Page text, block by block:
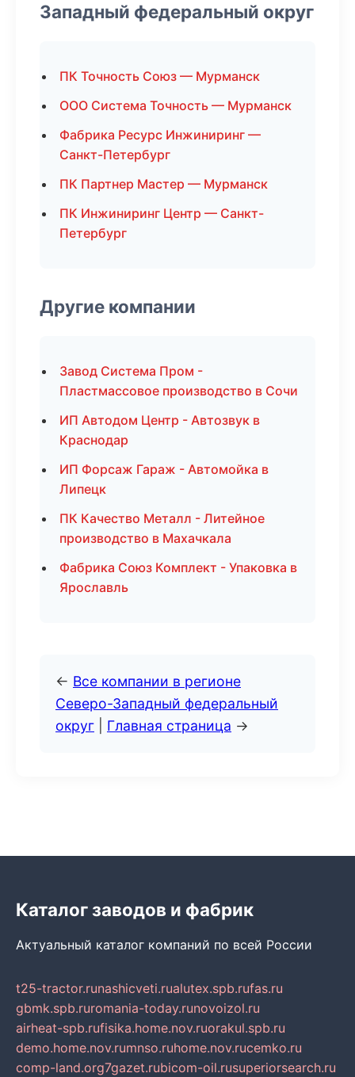
Западный федеральный округ
ПК Точность Союз — Мурманск
ООО Система Точность — Мурманск
Фабрика Ресурс Инжиниринг —
Санкт-Петербург
ПК Партнер Мастер — Мурманск
ПК Инжиниринг Центр — Санкт-
Петербург
Другие компании
Завод Система Пром -
Пластмассовое производство в Сочи
ИП Автодом Центр - Автозвук в
Краснодар
ИП Форсаж Гараж - Автомойка в
Липецк
ПК Качество Металл - Литейное
производство в Махачкала
Фабрика Союз Комплект - Упаковка в
Ярославль
← Все компании в регионе
Северо-Западный федеральный
округ
Главная страница →
Каталог заводов и фабрик
Актуальный каталог компаний по всей России
t25-tractor.runashicveti.rualutex.spb.rufas.ru
gbmk.spb.ruromania-today.runovoizol.ru
airheat-spb.rufisika.home.nov.ruorakul.spb.ru
demo.home.nov.rumnso.ruhome.nov.rucemko.ru
comp-land.org7gazet.rubicom-oil.rusuperiorsearch.ru